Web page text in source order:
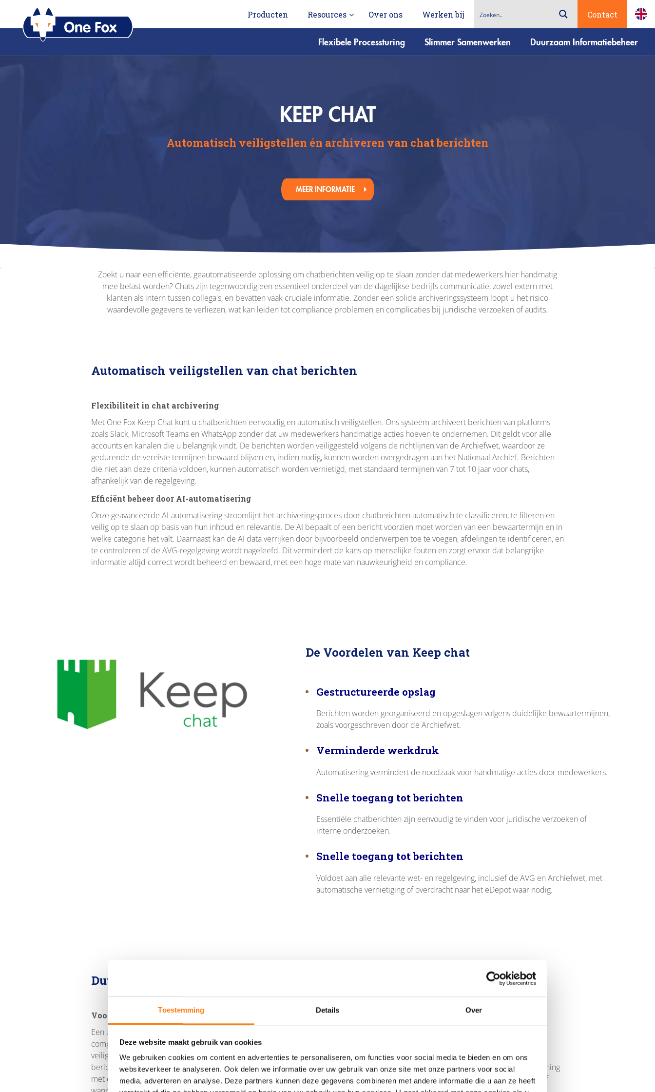
Toestemming Details Over
Deze website maakt gebruik van cookies
We gebruiken cookies om content en advertenties te personaliseren, om functies voor social media te bieden en om ons
websiteverkeer te analyseren. Ook delen we informatie over uw gebruik van onze site met onze partners voor social
media, adverteren en analyse. Deze partners kunnen deze gegevens combineren met andere informatie die u aan ze heeft
Producten Resources Over ons Werken bij Contact
Flexibele Processturing Slimmer Samenwerken Duurzaam Informatiebeheer
KEEP CHAT
Automatisch veiligstellen én archiveren van chat berichten
MEER INFORMATIE
Zoekt u naar een efficiënte, geautomatiseerde oplossing om chatberichten veilig op te slaan zonder dat medewerkers hier handmatig
mee belast worden? Chats zijn tegenwoordig een essentieel onderdeel van de dagelijkse bedrijfs communicatie, zowel extern met
klanten als intern tussen collega's, en bevatten vaak cruciale informatie. Zonder een solide archiveringssysteem loopt u het risico
waardevolle gegevens te verliezen, wat kan leiden tot compliance problemen en complicaties bij juridische verzoeken of audits.
Automatisch veiligstellen van chat berichten
Flexibiliteit in chat archivering
Met One Fox Keep Chat kunt u chatberichten eenvoudig en automatisch veiligstellen. Ons systeem archiveert berichten van platforms
zoals Slack, Microsoft Teams en WhatsApp zonder dat uw medewerkers handmatige acties hoeven te ondernemen. Dit geldt voor alle
accounts en kanalen die u belangrijk vindt. De berichten worden veiliggesteld volgens de richtlijnen van de Archiefwet, waardoor ze
gedurende de vereiste termijnen bewaard blijven en, indien nodig, kunnen worden overgedragen aan het Nationaal Archief. Berichten
die niet aan deze criteria voldoen, kunnen automatisch worden vernietigd, met standaard termijnen van 7 tot 10 jaar voor chats,
afhankelijk van de regelgeving.
Efficiënt beheer door AI-automatisering
Onze geavanceerde AI-automatisering stroomlijnt het archiveringsproces door chatberichten automatisch te classificeren, te filteren en
veilig op te slaan op basis van hun inhoud en relevantie. De AI bepaalt of een bericht voorzien moet worden van een bewaartermijn en in
welke categorie het valt. Daarnaast kan de AI data verrijken door bijvoorbeeld onderwerpen toe te voegen, afdelingen te identificeren, en
te controleren of de AVG-regelgeving wordt nageleefd. Dit vermindert de kans op menselijke fouten en zorgt ervoor dat belangrijke
informatie altijd correct wordt beheerd en bewaard, met een hoge mate van nauwkeurigheid en compliance.
De Voordelen van Keep chat
Gestructureerde opslag
Berichten worden georganiseerd en opgeslagen volgens duidelijke bewaartermijnen,
zoals voorgeschreven door de Archiefwet.
Verminderde werkdruk
Automatisering vermindert de noodzaak voor handmatige acties door medewerkers.
Snelle toegang tot berichten
Essentiële chatberichten zijn eenvoudig te vinden voor juridische verzoeken of
interne onderzoeken.
Snelle toegang tot berichten
Voldoet aan alle relevante wet- en regelgeving, inclusief de AVG en Archiefwet, met
automatische vernietiging of overdracht naar het eDepot waar nodig.
Duurzaam Toegankelijk
Voordelen van een uitgebreid chat archief
Een uitgebreid chatarchief zorgt ervoor dat bedrijfsinformatie duurzaam wordt bewaard en toegankelijk blijft. Dit is cruciaal voor
compliance, juridische verzoeken en audits. Met One Fox Keep Chat kunnen onderzoekers of compliance-teams toegang krijgen tot
veiliggestelde chatberichten, die terugvindbaar zijn op basis van metadata en full-text zoekacties. Daarnaast kunnen geselecteerde
berichten worden geëxporteerd in een gangbaar formaat voor juridische verzoeken of interne onderzoeken. Het archief houdt rekening
met de voorgeschreven bewaartermijnen, zodat berichten automatisch worden vernietigd of overgedragen aan het Nationaal Archief